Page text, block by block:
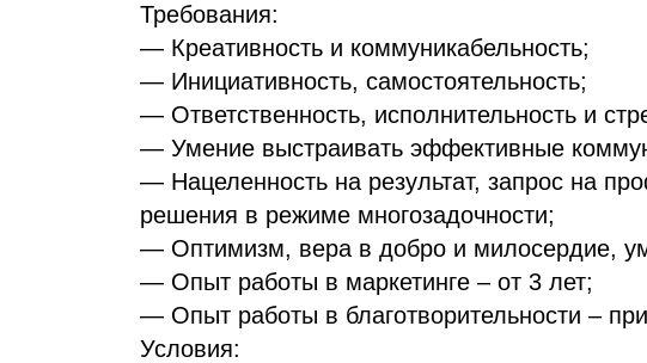
Требования:
— Креативность и коммуникабельность;
— Инициативность, самостоятельность;
— Ответственность, исполнительность и
— Умение выстраивать эффективные
— Нацеленность на результат, запрос на
решения в режиме многозадочности;
— Оптимизм, вера в добро и милосердие,
— Опыт работы в маркетинге – от 3 лет;
— Опыт работы в благотворительности –
Условия: